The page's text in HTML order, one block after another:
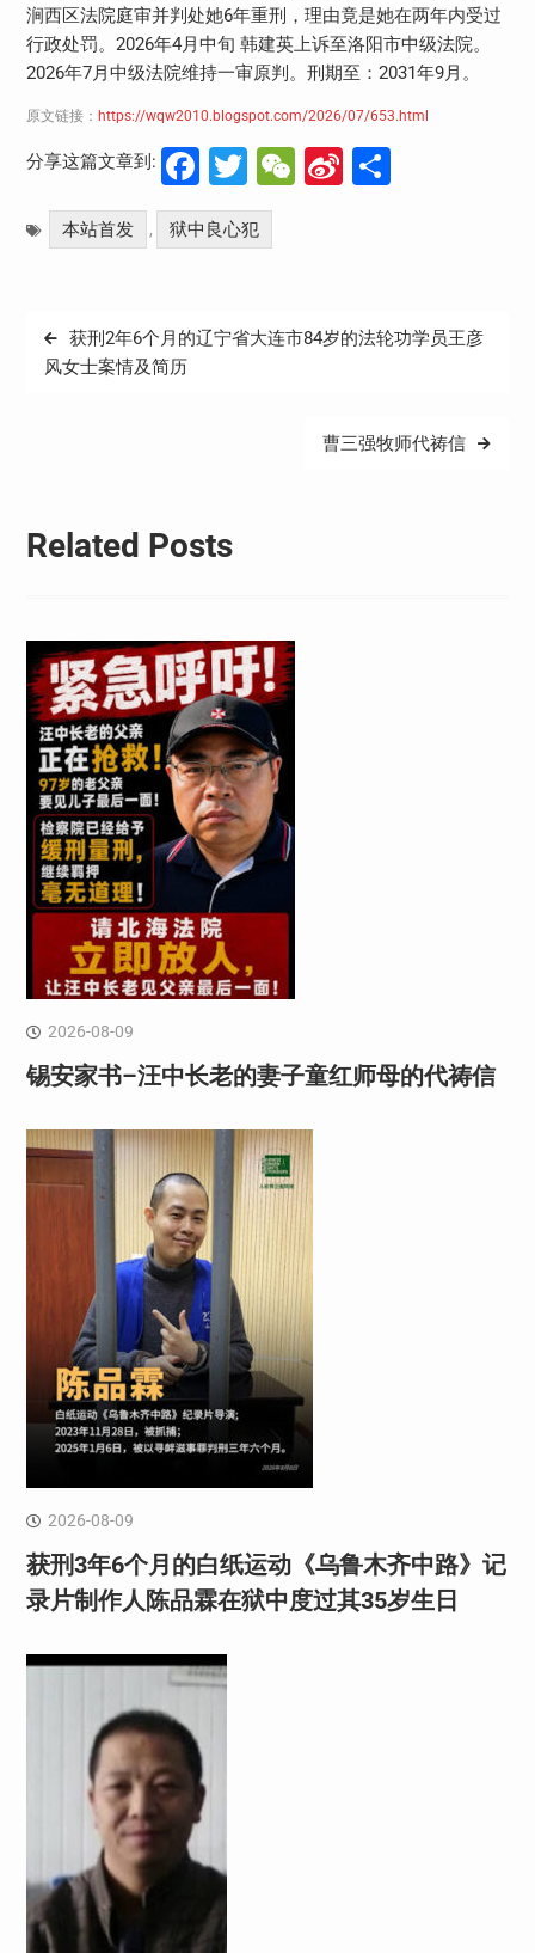
涧西区法院庭审并判处她6年重刑，理由竟是她在两年内受过
行政处罚。 2026年4月中旬 韩建英上诉至洛阳市中级法院。
2026年7月中级法院维持一审原判。刑期至： 2031年9月。
原文链接： https://wqw2010.blogspot.com/2026/07/653.html
分享这篇文章到: Facebook
Twitter
WeChat
Sina分
本站首发 , 狱中良心犯
文
章
获刑2年6个月的辽宁省大连市84岁的法轮功学员王彦
风女士案情及简历
曹三强牧师代祷信
Related Posts
2026-08-09
锡安家书–汪中长老的妻子童红⁩师母的代祷信
2026-08-09
获刑3年6个月的白纸运动《乌鲁木齐中路》记
录片制作人陈品霖在狱中度过其35岁生日